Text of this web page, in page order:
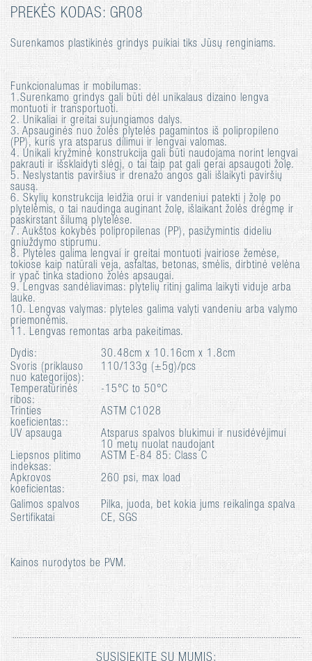
PREKĖS KODAS: GR08
Surenkamos plastikinės grindys puikiai tiks Jūsų renginiams.
Funkcionalumas ir mobilumas:
1.Surenkamo grindys gali būti dėl unikalaus dizaino lengva
montuoti ir transportuoti.
2. Unikaliai ir greitai sujungiamos dalys.
3. Apsauginės nuo žolės plytelės pagamintos iš polipropileno
(PP), kuris yra atsparus dilimui ir lengvai valomas.
4. Unikali kryžminė konstrukcija gali būti naudojama norint lengvai
pakrauti ir išsklaidyti slėgį, o tai taip pat gali gerai apsaugoti žolę.
5. Neslystantis paviršius ir drenažo angos gali išlaikyti paviršių
sausą.
6. Skylių konstrukcija leidžia orui ir vandeniui patekti į žolę po
plytelėmis, o tai naudinga auginant žolę, išlaikant žolės drėgmę ir
paskirstant šilumą plytelėse.
7. Aukštos kokybės polipropilenas (PP), pasižymintis dideliu
gniuždymo stiprumu.
8. Plyteles galima lengvai ir greitai montuoti įvairiose žemėse,
tokiose kaip natūrali veja, asfaltas, betonas, smėlis, dirbtinė velėna
ir ypač tinka stadiono žolės apsaugai.
9. Lengvas sandėliavimas: plytelių ritinį galima laikyti viduje arba
lauke.
10. Lengvas valymas: plyteles galima valyti vandeniu arba valymo
priemonėmis.
11. Lengvas remontas arba pakeitimas.
Dydis:
30.48cm x 10.16cm x 1.8cm
Svoris (priklauso
nuo kategorijos):
110/133g (±5g)/pcs
Temperatūrinės
ribos:
-15°C to 50°C
Trinties
koeficientas::
ASTM C1028
UV apsauga
Atsparus spalvos blukimui ir nusidėvėjimui
10 metų nuolat naudojant
Liepsnos plitimo
indeksas:
ASTM E-84 85: Class C
Apkrovos
koeficientas:
260 psi, max load
Galimos spalvos
Pilka, juoda, bet kokia jums reikalinga spalva
Sertifikatai
CE, SGS
Kainos nurodytos be PVM.
SUSISIEKITE SU MUMIS: